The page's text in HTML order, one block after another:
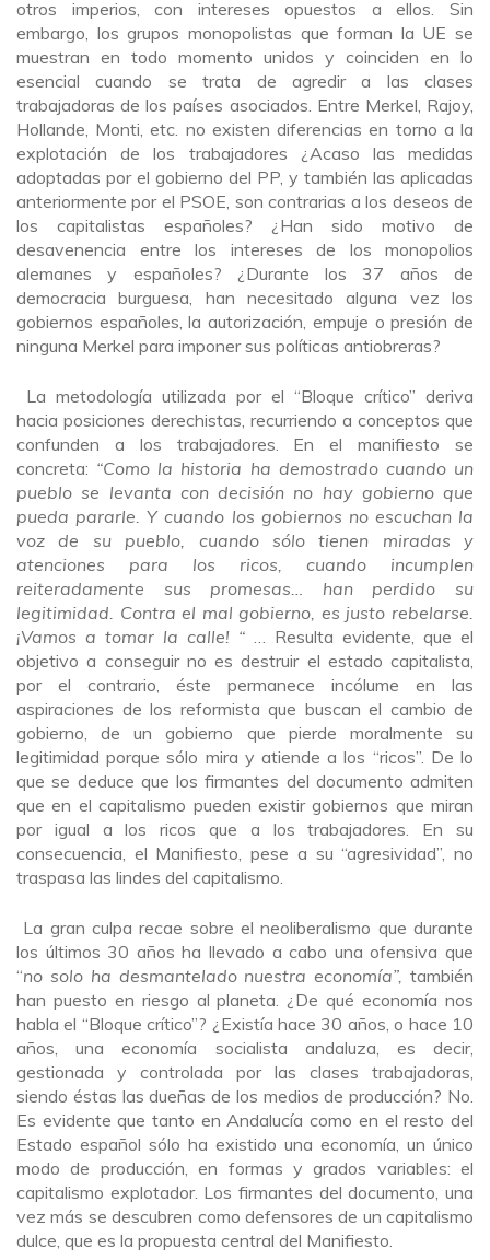
otros imperios, con intereses opuestos a ellos. Sin
embargo, los grupos monopolistas que forman la UE se
muestran en todo momento unidos y coinciden en lo
esencial cuando se trata de agredir a las clases
trabajadoras de los países asociados. Entre Merkel, Rajoy,
Hollande, Monti, etc. no existen diferencias en torno a la
explotación de los trabajadores ¿Acaso las medidas
adoptadas por el gobierno del PP, y también las aplicadas
anteriormente por el PSOE, son contrarias a los deseos de
los capitalistas españoles? ¿Han sido motivo de
desavenencia entre los intereses de los monopolios
alemanes y españoles? ¿Durante los 37 años de
democracia burguesa, han necesitado alguna vez los
gobiernos españoles, la autorización, empuje o presión de
ninguna Merkel para imponer sus políticas antiobreras?
La metodología utilizada por el “Bloque crítico” deriva
hacia posiciones derechistas, recurriendo a conceptos que
confunden a los trabajadores. En el manifiesto se
concreta: “Como la historia ha demostrado cuando un
pueblo se levanta con decisión no hay gobierno que
pueda pararle. Y cuando los gobiernos no escuchan la
voz de su pueblo, cuando sólo tienen miradas y
atenciones para los ricos, cuando incumplen
reiteradamente sus promesas… han perdido su
legitimidad. Contra el mal gobierno, es justo rebelarse.
¡Vamos a tomar la calle! “ … Resulta evidente, que el
objetivo a conseguir no es destruir el estado capitalista,
por el contrario, éste permanece incólume en las
aspiraciones de los reformista que buscan el cambio de
gobierno, de un gobierno que pierde moralmente su
legitimidad porque sólo mira y atiende a los “ricos”. De lo
que se deduce que los firmantes del documento admiten
que en el capitalismo pueden existir gobiernos que miran
por igual a los ricos que a los trabajadores. En su
consecuencia, el Manifiesto, pese a su “agresividad”, no
traspasa las lindes del capitalismo.
La gran culpa recae sobre el neoliberalismo que durante
los últimos 30 años ha llevado a cabo una ofensiva que
“no solo ha desmantelado nuestra economía”, también
han puesto en riesgo al planeta. ¿De qué economía nos
habla el “Bloque crítico”? ¿Existía hace 30 años, o hace 10
años, una economía socialista andaluza, es decir,
gestionada y controlada por las clases trabajadoras,
siendo éstas las dueñas de los medios de producción? No.
Es evidente que tanto en Andalucía como en el resto del
Estado español sólo ha existido una economía, un único
modo de producción, en formas y grados variables: el
capitalismo explotador. Los firmantes del documento, una
vez más se descubren como defensores de un capitalismo
dulce, que es la propuesta central del Manifiesto.